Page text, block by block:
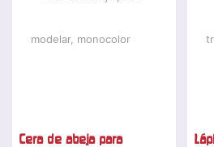
Cera de abeja para